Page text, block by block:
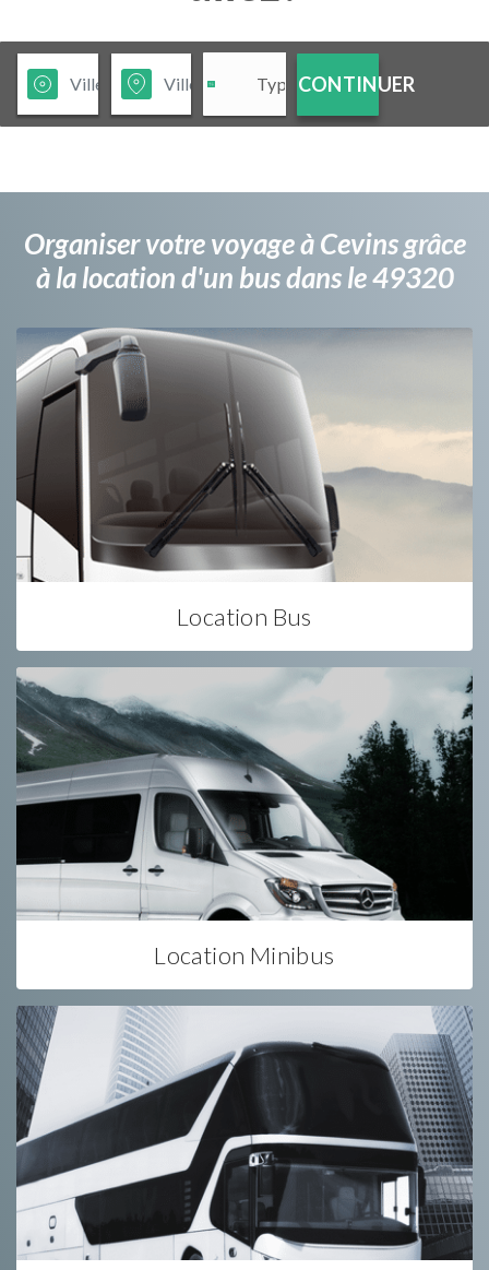
CONTINUER
Organiser votre voyage à Cevins grâce
à la location d'un bus dans le 49320
Location Bus
Location Minibus